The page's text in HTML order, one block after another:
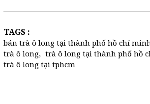
TAGS :
bán trà ô long tại thành phố hồ chí
trà ô long, trà ô long tại thành phố hồ
trà ô long tại tphcm